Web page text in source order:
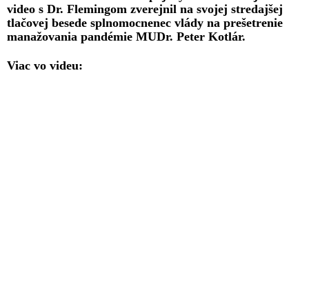
video s Dr. Flemingom zverejnil na svojej stredajšej
tlačovej besede splnomocnenec vlády na prešetrenie
manažovania pandémie MUDr. Peter Kotlár.
Viac vo videu: